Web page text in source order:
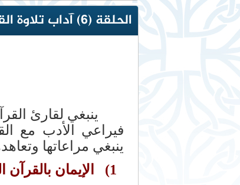
الحلقة (6) آداب تلاوة القرآن الكريم (1-6)
ينبغي لقارئ
فيراعي الأدب مع
ينبغي مراعاتها
1) الإيمان بالقرآن الكريم: